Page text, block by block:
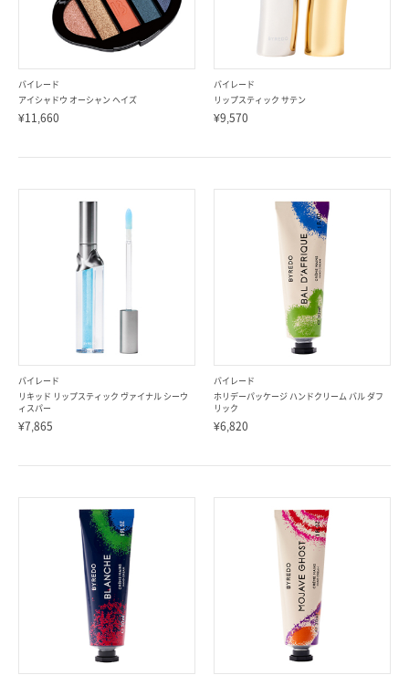
バイレード
アイシャドウ オーシャン ヘイズ
¥11,660
バイレード
リップスティック サテン
¥9,570
バイレード
リキッド リップスティック ヴァイナル シーウ
ィスパー
¥7,865
バイレード
ホリデーパッケージ ハンドクリーム バル ダフ
リック
¥6,820